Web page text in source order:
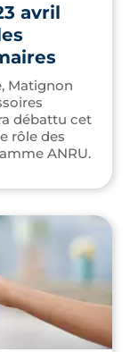
avril
Matignon
débattu cet
rôle des
ANRU.